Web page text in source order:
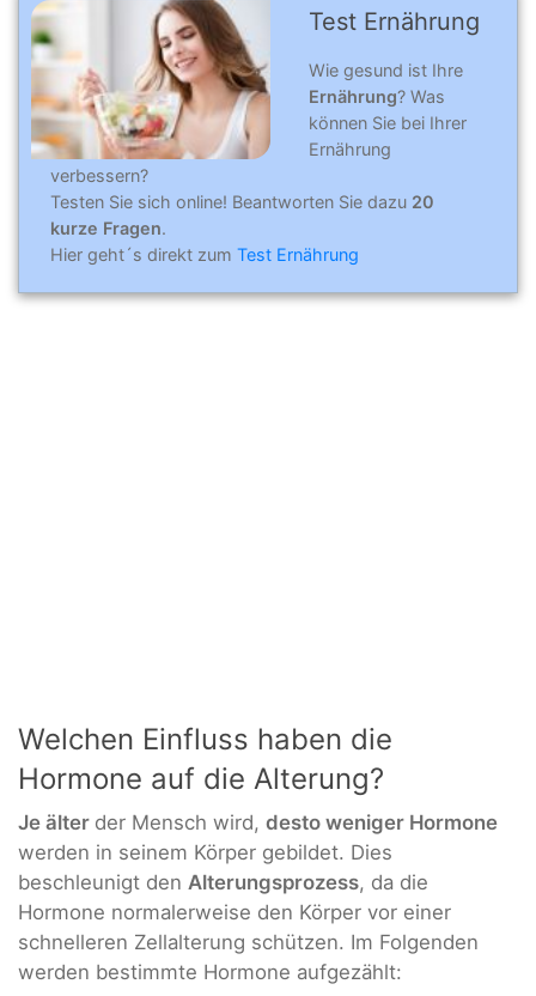
Test Ernährung
Wie gesund ist Ihre
Ernährung? Was
können Sie bei Ihrer
Ernährung
verbessern?
Testen Sie sich online! Beantworten Sie dazu 20
kurze Fragen.
Hier geht´s direkt zum Test Ernährung
Welchen Einfluss haben die
Hormone auf die Alterung?
Je älter der Mensch wird, desto weniger Hormone
werden in seinem Körper gebildet. Dies
beschleunigt den Alterungsprozess, da die
Hormone normalerweise den Körper vor einer
schnelleren Zellalterung schützen. Im Folgenden
werden bestimmte Hormone aufgezählt: